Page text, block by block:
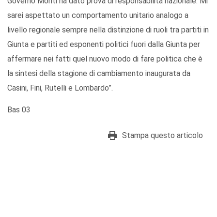
sarei aspettato un comportamento unitario analogo a
livello regionale sempre nella distinzione di ruoli tra partiti in
Giunta e partiti ed esponenti politici fuori dalla Giunta per
affermare nei fatti quel nuovo modo di fare politica che è
la sintesi della stagione di cambiamento inaugurata da
Casini, Fini, Rutelli e Lombardo”.
Bas 03
Stampa questo articolo